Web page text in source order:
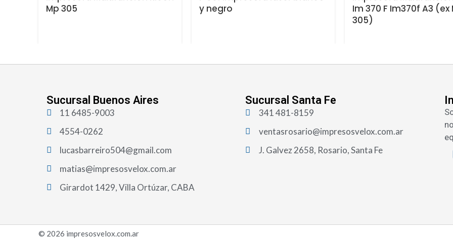
Mp 305
y negro
Im 370 F Im370f A3 (ex
305)
Sucursal Buenos Aires
11 6485-9003
4554-0262
lucasbarreiro504@gmail.com
matias@impresosvelox.com.ar
Girardot 1429, Villa Ortúzar, CABA
Sucursal Santa Fe
341 481-8159
ventasrosario@impresosvelox.com.ar
J. Galvez 2658, Rosario, Santa Fe
© 2026 impresosvelox.com.ar